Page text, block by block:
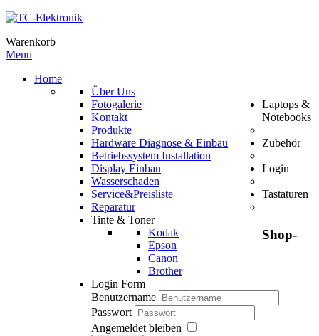
Warenkorb
Menu
Home
Über Uns
Fotogalerie
Kontakt
Produkte
Hardware Diagnose & Einbau
Betriebssystem Installation
Display Einbau
Wasserschaden
Service&Preisliste
Laptops &
Notebooks
Reparatur
Zubehör
Tinte & Toner
Kodak
Epson
Canon
Brother
Login
Login Form
Benutzername
Passwort
Angemeldet bleiben
Tastaturen
Shop-